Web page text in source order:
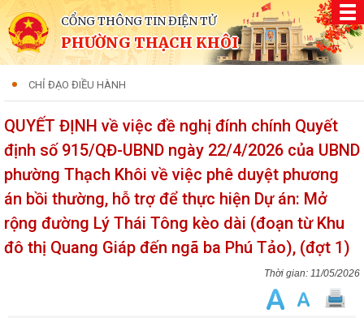
CỔNG THÔNG TIN ĐIỆN TỬ
PHƯỜNG THẠCH KHÔI
CHỈ ĐẠO ĐIỀU HÀNH
QUYẾT ĐỊNH về việc đề nghị đính chính Quyết
định số 915/QĐ-UBND ngày 22/4/2026 của UBND
phường Thạch Khôi về việc phê duyệt phương
án bồi thường, hỗ trợ để thực hiện Dự án: Mở
rộng đường Lý Thái Tông kèo dài (đoạn từ Khu
đô thị Quang Giáp đến ngã ba Phú Tảo), (đợt 1)
11/05/2026